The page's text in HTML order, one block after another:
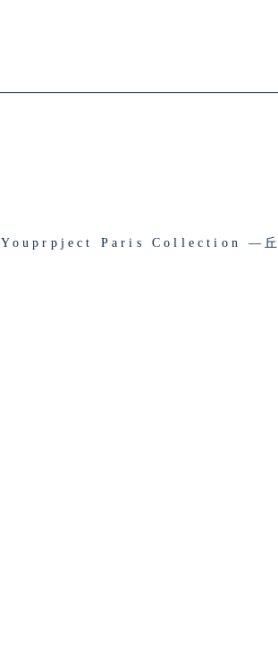
Youprpject Paris Collection ―丘